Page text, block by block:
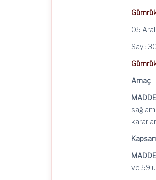
05
Sayı:
Amaç
ve 59